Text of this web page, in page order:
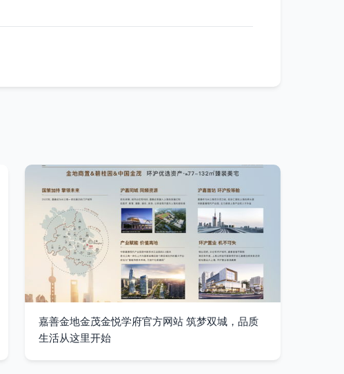
嘉善金地金茂金悦学府官方网站 筑梦双城，品质
生活从这里开始